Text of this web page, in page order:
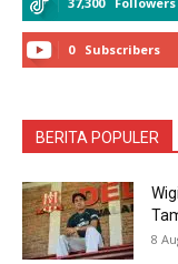
0 Subscribers
BERITA POPULER
8